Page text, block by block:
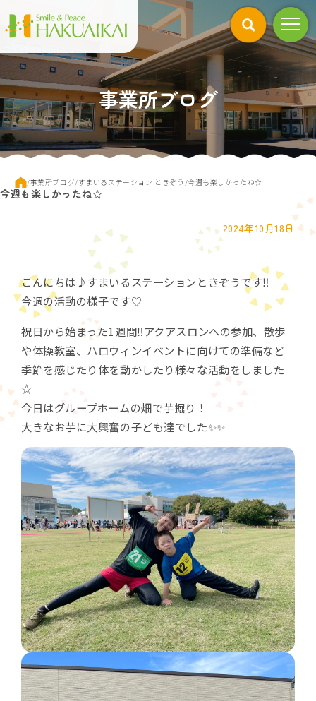
事業所ブログ
現
在
/事業所ブログ/すまいるステーション ときぞう /今週も楽しかったね☆
今週も楽しかったね☆
2024年10月18日
こんにちは♪すまいるステーションときぞうです‼️
今週の活動の様子です♡
祝日から始まった1週間‼️アクアスロンへの参加、散歩
や体操教室、ハロウィンイベントに向けての準備など
季節を感じたり体を動かしたり様々な活動をしました
☆
今日はグループホームの畑で芋掘り！
大きなお芋に大興奮の子ども達でした✨✨